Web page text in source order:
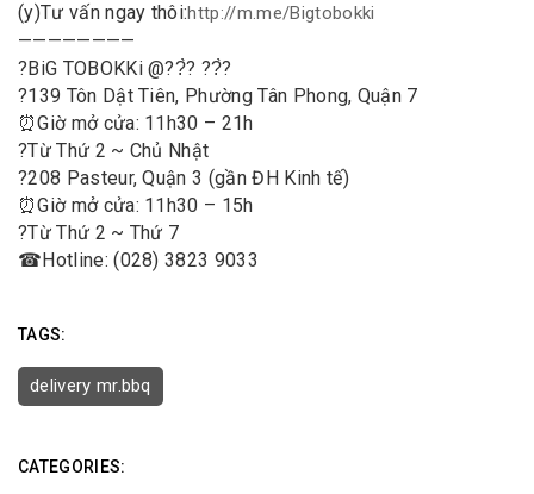
(y)Tư vấn ngay thôi:http://m.me/Bigtobokki
————————
? BiG TOBOKKi @??̀? ??̀?
?139 Tôn Dật Tiên, Phường Tân Phong, Quận 7
⏰Giờ mở cửa: 11h30 – 21h
?Từ Thứ 2 ~ Chủ Nhật
?208 Pasteur, Quận 3 (gần ĐH Kinh tế)
⏰Giờ mở cửa: 11h30 – 15h
?Từ Thứ 2 ~ Thứ 7
☎ Hotline: (028) 3823 9033
TAGS:
delivery mr.bbq
CATEGORIES: